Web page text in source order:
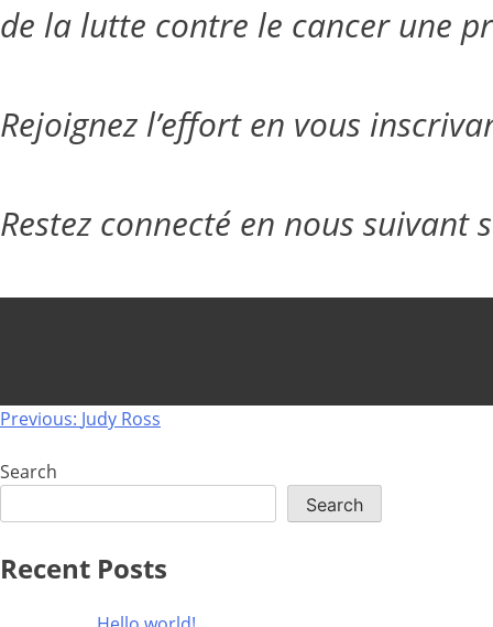
de la lutte contre le cancer une
Rejoignez l’effort en vous
Restez connecté en nous suivant
Post
navigation
Previous: Judy Ross
Search
Search
Recent Posts